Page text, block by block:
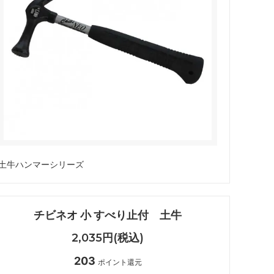
暑さ対策
牛ハンマーシリーズ
チビネオ 小 すべり止付 土牛
2,035円(税込)
203 ポイント還元